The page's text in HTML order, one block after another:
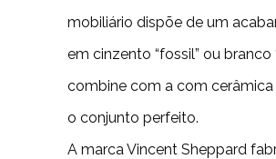
mobiliário dispõe de um
em cinzento “fossil” ou branco
combine com a com cerâmica
o conjunto perfeito.
A marca Vincent Sheppard